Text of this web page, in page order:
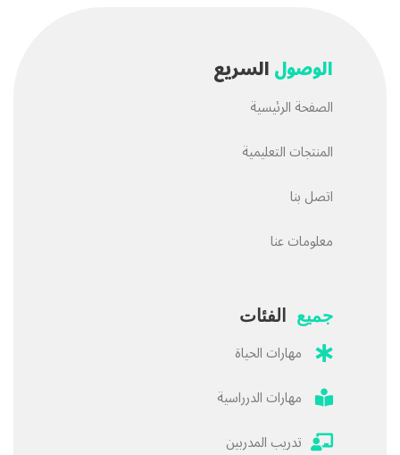
الوصولالسريع
الصفحة الرئيسية
المنتجات التعليمية
اتصل بنا
معلومات عنا
جميع الفئات
مهارات الحياة
مهارات الدرراسية
تدريب المدربين